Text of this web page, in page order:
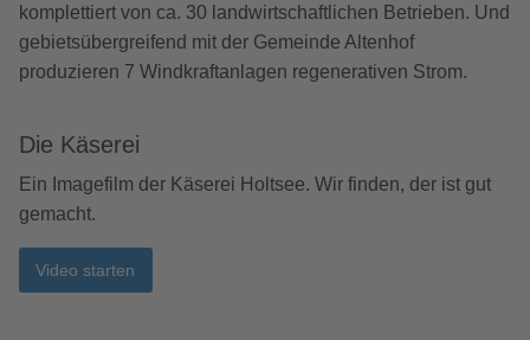
komplettiert von ca. 30 landwirtschaftlichen Betrieben. Und
gebietsübergreifend mit der Gemeinde Altenhof
produzieren 7 Windkraftanlagen regenerativen Strom.
Die Käserei
Ein Imagefilm der Käserei Holtsee. Wir finden, der ist gut
gemacht.
Video starten